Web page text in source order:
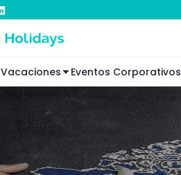
Vacaciones Eventos Corporativos